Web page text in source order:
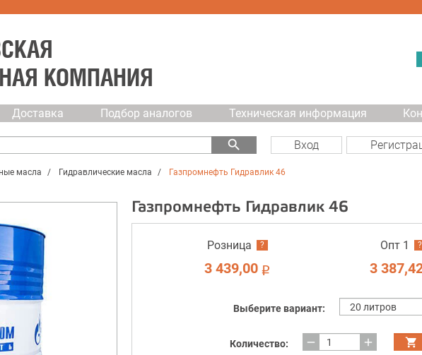
Доставка Подбор аналогов Техническая информация
КОМПАНИЯ
search Вход
масла Гидравлические масла Газпромнефть Гидравлик 46
Газпромнефть Гидравлик 46
Розница ?
3 439,00 i
Опт 1 ?
3
Выберите вариант:
Количество: remove add